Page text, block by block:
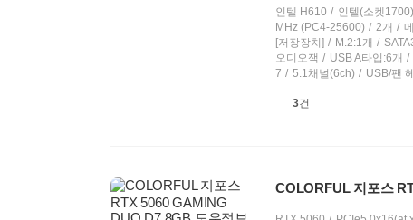
인텔 H610 인텔(소켓1700)
MHz (PC4-25600)
2개
[저장장치]
M.2:1개
오디오잭
USB A타입:6개
7
5.1채널(6ch) USB/팬
상
3건
COLORFUL 지포스